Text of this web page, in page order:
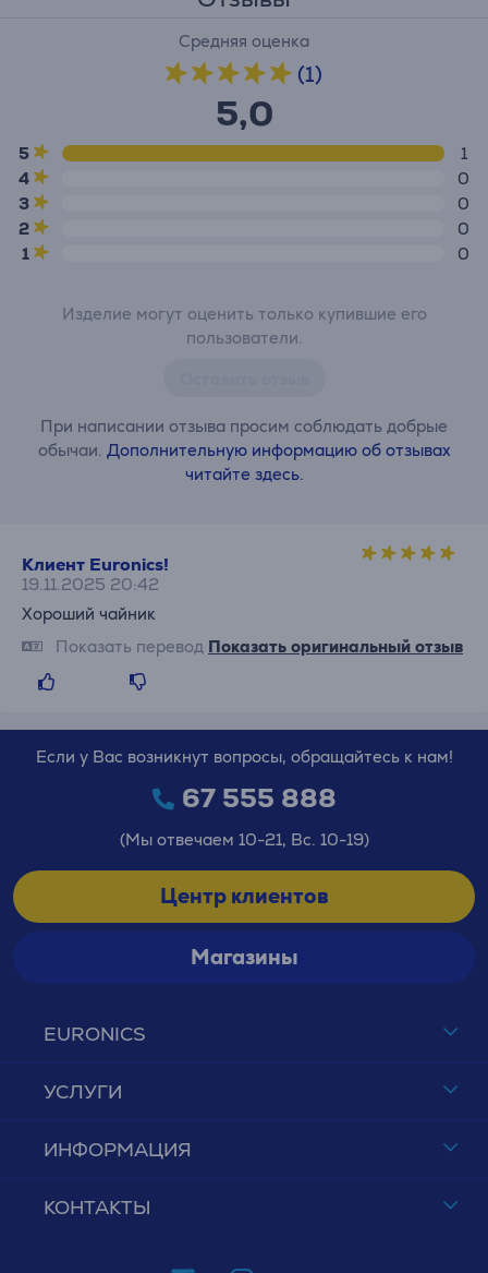
Средняя оценка
(1)
5,0
5
1
4
0
3
0
2
0
1
0
Изделие могут оценить только купившие его
пользователи.
При написании отзыва просим соблюдать добрые
обычаи. Дополнительную информацию об отзывах
читайте здесь.
Клиент Euronics!
19.11.2025 20:42
Хороший чайник
Показать перевод Показать оригинальный отзыв
EURONICS
УСЛУГИ
ИНФОРМАЦИЯ
КОНТАКТЫ
Если у Вас возникнут вопросы, обращайтесь к нам!
67 555 888
(Мы отвечаем 10-21, Вс. 10-19)
Центр клиентов
Магазины